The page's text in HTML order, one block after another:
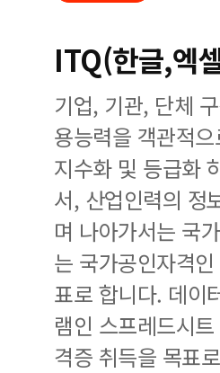
ITQ(한글,엑
기업, 기관, 단체
용능력을 객관적
지수화 및 등급화
서, 산업인력의 정
며 나아가서는 국
는 국가공인자격
표로 합니다. 데이
램인 스프레드시
격증 취득을 목표